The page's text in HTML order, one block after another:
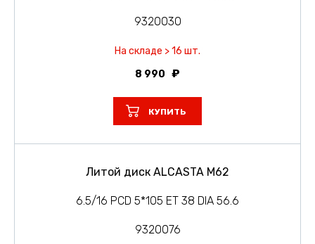
9320030
На складе > 16 шт.
8 990
КУПИТЬ
Литой диск ALCASTA M62
6.5/16 PCD 5*105 ET 38 DIA 56.6
9320076